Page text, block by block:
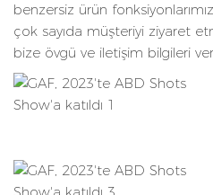
benzersiz ürün
çok sayıda müşteriyi ziyaret
bize övgü ve iletişim bilgileri